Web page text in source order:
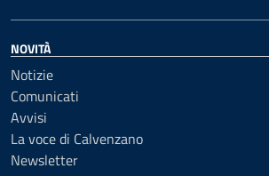
NOVITÀ
Notizie
Comunicati
Avvisi
La voce di Calvenzano
Newsletter